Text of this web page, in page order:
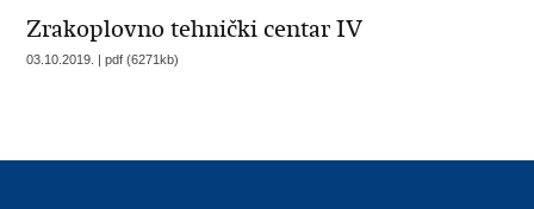
Zrakoplovno tehnički centar IV
03.10.2019. | pdf (6271kb)